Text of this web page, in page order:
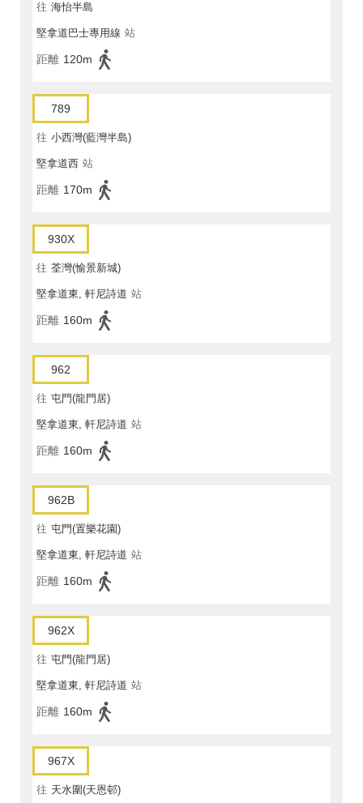
往 海怡半島
堅拿道巴士專用線 站
距離 120m
789
往 小西灣(藍灣半島)
堅拿道西 站
距離 170m
930X
往 荃灣(愉景新城)
堅拿道東, 軒尼詩道 站
距離 160m
962
往 屯門(龍門居)
堅拿道東, 軒尼詩道 站
距離 160m
962B
往 屯門(置樂花園)
堅拿道東, 軒尼詩道 站
距離 160m
962X
往 屯門(龍門居)
堅拿道東, 軒尼詩道 站
距離 160m
967X
往 天水圍(天恩邨)